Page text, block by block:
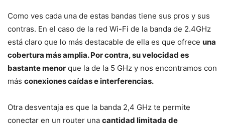
Como ves cada una de estas bandas tiene sus pros y sus
contras. En el caso de la red Wi-Fi de la banda de 2.4GHz
está claro que lo más destacable de ella es que ofrece una
cobertura más amplia. Por contra, su velocidad es
bastante menor que la de la 5 GHz y nos encontramos con
más conexiones caídas e interferencias.
Otra desventaja es que la banda 2,4 GHz te permite
conectar en un router una cantidad limitada de